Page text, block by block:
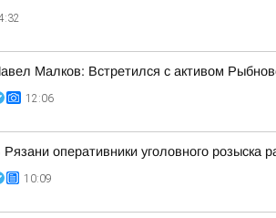
Малков: Встретился с активом
12:06
Рязани оперативники уголовного розыска
10:09